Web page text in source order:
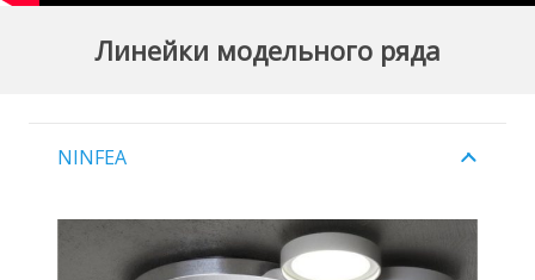
Линейки модельного ряда
NINFEA